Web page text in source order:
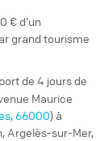
€ d’un
grand tourisme
de 4 jours de
Maurice
66000) à
Argelès-sur-Mer,